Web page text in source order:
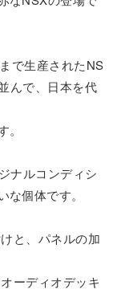
で生産されたNS
んで、日本を代
ナルコンディシ
個体です。
と、パネルの加
ーディオデッキ